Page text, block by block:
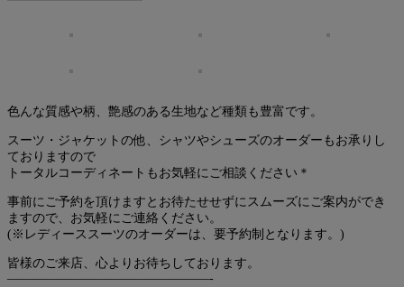
色んな質感や柄、艶感のある生地など種類も豊富です。
スーツ・ジャケットの他、シャツやシューズのオーダーもお承りし
ておりますので
トータルコーディネートもお気軽にご相談ください＊
事前にご予約を頂けますとお待たせせずにスムーズにご案内ができ
ますので、お気軽にご連絡ください。
(※レディーススーツのオーダーは、要予約制となります。)
皆様のご来店、心よりお待ちしております。
————————————————-